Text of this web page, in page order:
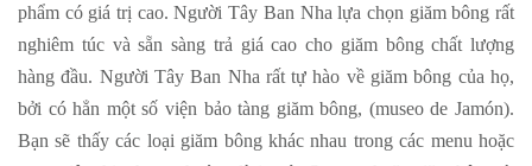
phẩm có giá trị cao. Người Tây Ban Nha lựa chọn giăm bông rất
nghiêm túc và sẵn sàng trả giá cao cho giăm bông chất lượng
hàng đầu. Người Tây Ban Nha rất tự hào về giăm bông của họ,
bởi có hẳn một số viện bảo tàng giăm bông, (museo de Jamón).
Bạn sẽ thấy các loại giăm bông khác nhau trong các menu hoặc